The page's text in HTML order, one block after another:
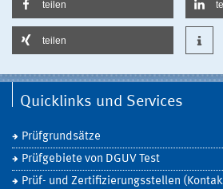
teilen
teilen
Quicklinks und Services
Prüfgrundsätze
Prüfgebiete von DGUV Test
Prüf- und Zertifizierungsstellen